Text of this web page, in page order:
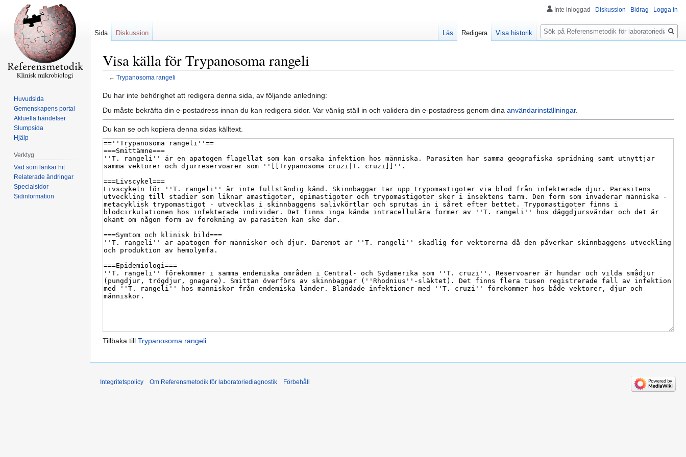
Visa källa för Trypanosoma rangeli
← Trypanosoma rangeli
Hoppa
till
Hoppa
till
Du har inte behörighet att redigera denna sida, av följande anledning:
Du måste bekräfta din e-postadress innan du kan redigera sidor. Var vänlig ställ in och validera din e-postadress genom dina användarinställningar.
Du kan se och kopiera denna sidas källtext.
Tillbaka till Trypanosoma rangeli.
Inte inloggad Diskussion Bidrag Logga in
Sida Diskussion Läs Redigera Visa historik
Sök
Huvudsida
Gemenskapens portal
Aktuella händelser
Slumpsida
Hjälp
Verktyg
Vad som länkar hit
Relaterade ändringar
Specialsidor
Sidinformation
Integritetspolicy Om Referensmetodik för laboratoriediagnostik Förbehåll